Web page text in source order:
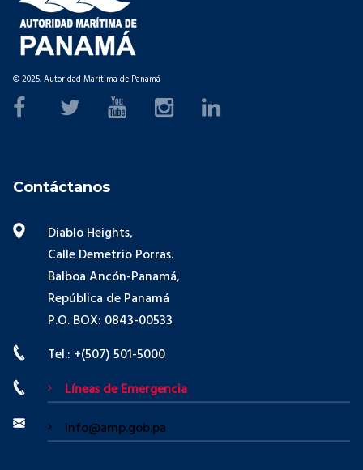
© 2025. Autoridad Marítima de Panamá
Contáctanos
Diablo Heights,
Calle Demetrio Porras.
Balboa Ancón-Panamá,
República de Panamá
P.O. BOX: 0843-00533
Tel.: +(507) 501-5000
Líneas de Emergencia
info@amp.gob.pa